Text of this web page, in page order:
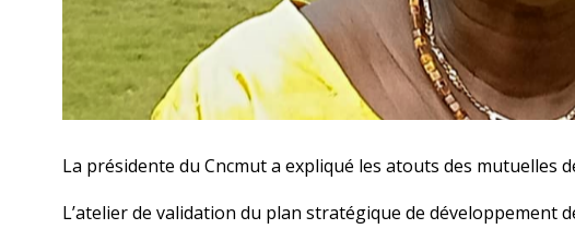
La présidente du Cncmut a expliqué les atouts des mutuelles
L’atelier de validation du plan stratégique de développement